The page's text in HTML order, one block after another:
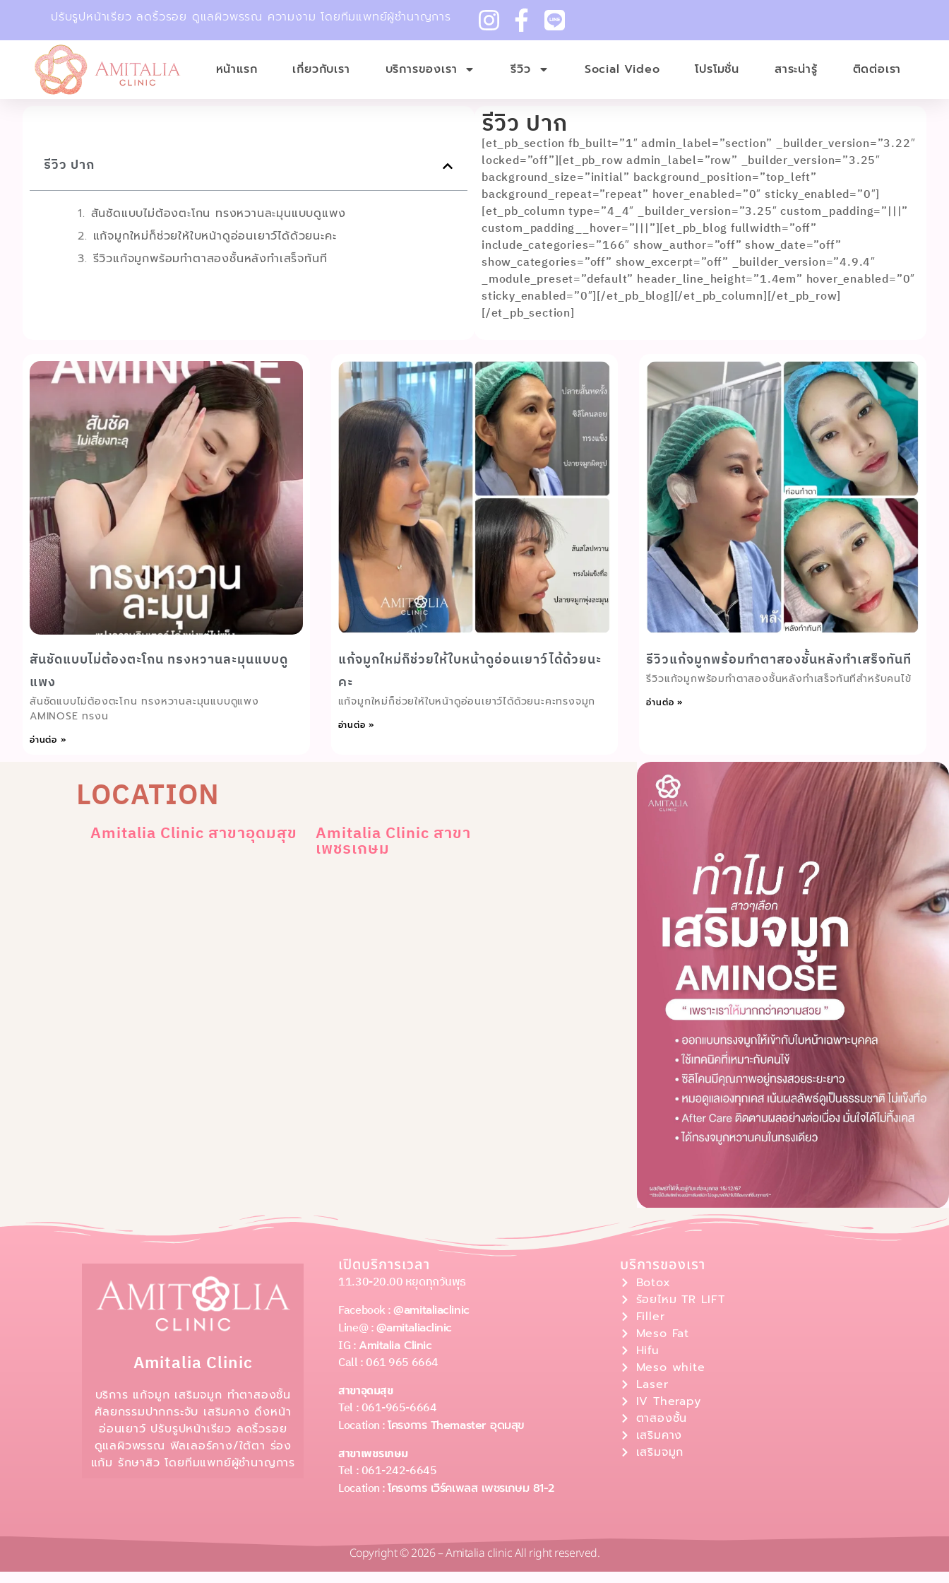
ปรับรูปหน้าเรียว ลดริ้วรอย ดูแลผิวพรรณ ความงาม โดยทีมแพทย์ผู้ชำนาญการ
หน้าแรก เกี่ยวกับเรา บริการของเรา รีวิว Social Video โปรโมชั่น สาระน่ารู้ ติดต่อเรา
รีวิว ปาก
สันชัดแบบไม่ต้องตะโกน ทรงหวานละมุนแบบดูแพง
แก้จมูกใหม่ก็ช่วยให้ใบหน้าดูอ่อนเยาว์ได้ด้วยนะคะ
รีวิวแก้จมูกพร้อมทำตาสองชั้นหลังทำเสร็จทันที
รีวิว ปาก
[et_pb_section fb_built=”1″ admin_label=”section” _builder_version=”3.22″
locked=”off”][et_pb_row admin_label=”row” _builder_version=”3.25″
background_size=”initial” background_position=”top_left”
background_repeat=”repeat” hover_enabled=”0″ sticky_enabled=”0″]
[et_pb_column type=”4_4″ _builder_version=”3.25″ custom_padding=”|||”
custom_padding__hover=”|||”][et_pb_blog fullwidth=”off”
include_categories=”166″ show_author=”off” show_date=”off”
show_categories=”off” show_excerpt=”off” _builder_version=”4.9.4″
_module_preset=”default” header_line_height=”1.4em” hover_enabled=”0″
sticky_enabled=”0″][/et_pb_blog][/et_pb_column][/et_pb_row]
[/et_pb_section]
สันชัดแบบไม่ต้องตะโกน ทรงหวานละมุนแบบดู
แพง
สันชัดแบบไม่ต้องตะโกน ทรงหวานละมุนแบบดูแพง
AMINOSE ทรงน
อ่านต่อ »
แก้จมูกใหม่ก็ช่วยให้ใบหน้าดูอ่อนเยาว์ได้ด้วยนะ
คะ
แก้จมูกใหม่ก็ช่วยให้ใบหน้าดูอ่อนเยาว์ได้ด้วยนะคะทรงจมูก
อ่านต่อ »
รีวิวแก้จมูกพร้อมทำตาสองชั้นหลังทำเสร็จทันที
รีวิวแก้จมูกพร้อมทำตาสองชั้นหลังทำเสร็จทันทีสำหรับคนไข้
อ่านต่อ »
LOCATION
Amitalia Clinic สาขาอุดมสุข Amitalia Clinic สาขา
เพชรเกษม
Amitalia Clinic
บริการ แก้จมูก เสริมจมูก ทำตาสองชั้น
ศัลยกรรมปากกระจับ เสริมคาง ดึงหน้า
อ่อนเยาว์ ปรับรูปหน้าเรียว ลดริ้วรอย
ดูแลผิวพรรณ ฟิลเลอร์คาง/ใต้ตา ร่อง
แก้ม รักษาสิว โดยทีมแพทย์ผู้ชำนาญการ
เปิดบริการเวลา
11.30-20.00 หยุดทุกวันพุธ
Facebook :@amitaliaclinic
Line@ :@amitaliaclinic
IG : Amitalia Clinic
Call : 061 965 6664
สาขาอุดมสุข
Tel : 061-965-6664
Location :โครงการ Themaster อุดมสุข
สาขาเพชรเกษม
Tel : 061-242-6645
Location :โครงการ เวิร์คเพลส เพชรเกษม 81-2
บริการของเรา
Botox
ร้อยไหม TR LIFT
Filler
Meso Fat
Hifu
Meso white
Laser
IV Therapy
ตาสองชั้น
เสริมคาง
เสริมจมูก
Copyright © 2026 – Amitalia clinic All right reserved.